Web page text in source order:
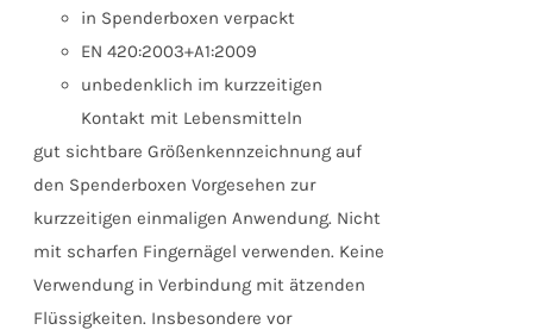
in Spenderboxen verpackt
EN 420:2003+A1:2009
unbedenklich im kurzzeitigen
Kontakt mit Lebensmitteln
gut sichtbare Größenkennzeichnung auf
den Spenderboxen Vorgesehen zur
kurzzeitigen einmaligen Anwendung. Nicht
mit scharfen Fingernägel verwenden. Keine
Verwendung in Verbindung mit ätzenden
Flüssigkeiten. Insbesondere vor